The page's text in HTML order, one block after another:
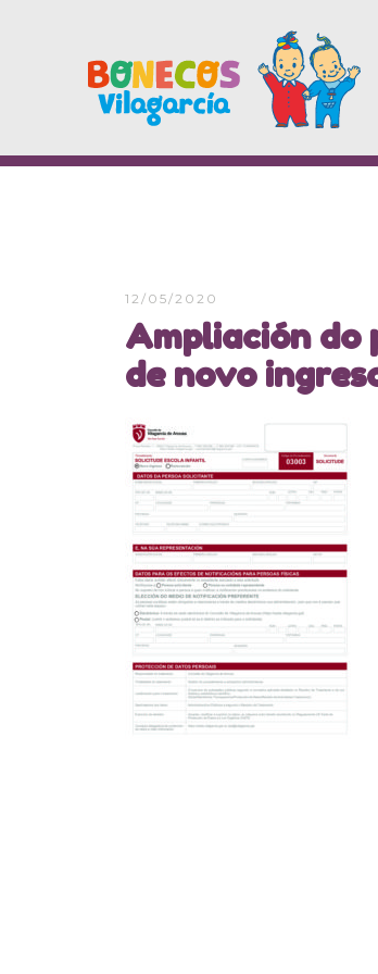
12/05/2020
Ampliación do
de novo